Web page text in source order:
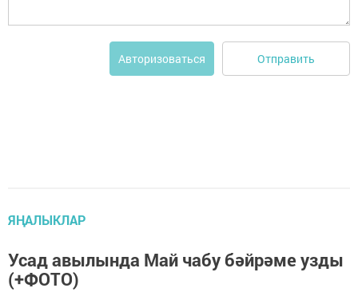
Авторизоваться Отправить
ЯҢАЛЫКЛАР
Усад авылында Май чабу бәйрәме узды
(+ФОТО)